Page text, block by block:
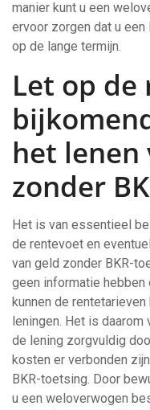
manier kunt u een
ervoor zorgen dat u
op de lange termijn.
Let op de
het lenen
zonder
Het is van essentieel
de rentevoet en
van geld zonder BKR-
geen informatie
kunnen de
leningen. Het is daarom
de lening zorgvuldig
kosten er verbonden
BKR-toetsing. Door
u een weloverwogen